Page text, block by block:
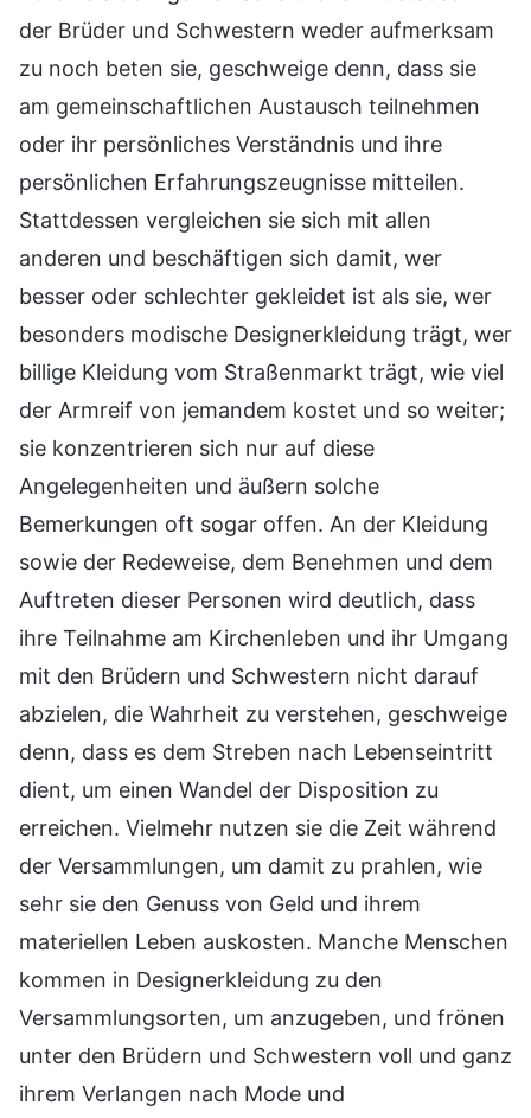
der Brüder und Schwestern weder aufmerksam
zu noch beten sie, geschweige denn, dass sie
am gemeinschaftlichen Austausch teilnehmen
oder ihr persönliches Verständnis und ihre
persönlichen Erfahrungszeugnisse mitteilen.
Stattdessen vergleichen sie sich mit allen
anderen und beschäftigen sich damit, wer
besser oder schlechter gekleidet ist als sie, wer
besonders modische Designerkleidung trägt, wer
billige Kleidung vom Straßenmarkt trägt, wie viel
der Armreif von jemandem kostet und so weiter;
sie konzentrieren sich nur auf diese
Angelegenheiten und äußern solche
Bemerkungen oft sogar offen. An der Kleidung
sowie der Redeweise, dem Benehmen und dem
Auftreten dieser Personen wird deutlich, dass
ihre Teilnahme am Kirchenleben und ihr Umgang
mit den Brüdern und Schwestern nicht darauf
abzielen, die Wahrheit zu verstehen, geschweige
denn, dass es dem Streben nach Lebenseintritt
dient, um einen Wandel der Disposition zu
erreichen. Vielmehr nutzen sie die Zeit während
der Versammlungen, um damit zu prahlen, wie
sehr sie den Genuss von Geld und ihrem
materiellen Leben auskosten. Manche Menschen
kommen in Designerkleidung zu den
Versammlungsorten, um anzugeben, und frönen
unter den Brüdern und Schwestern voll und ganz
ihrem Verlangen nach Mode und